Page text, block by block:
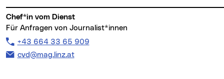
Chef*in vom Dienst
Für Anfragen von Journalist*innen
Telefon:
+43 664 33 65 909
E-Mail Adresse:
cvd@mag.linz.at